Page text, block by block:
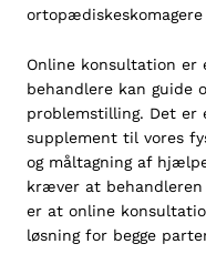
Online konsultation er
behandlere kan guide
problemstilling. Det er
supplement til vores
og måltagning af
kræver at
er at online
løsning for begge